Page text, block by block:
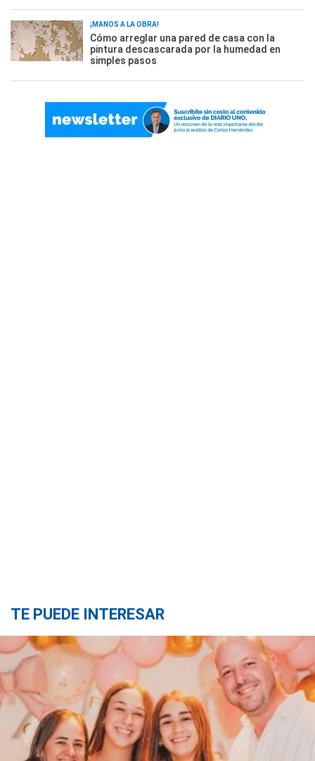
¡MANOS A LA OBRA!
Cómo arreglar una pared de casa con la
pintura descascarada por la humedad en
simples pasos
TE PUEDE INTERESAR